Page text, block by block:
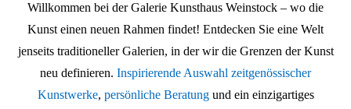
Willkommen bei der Galerie Kunsthaus Weinstock – wo die
Kunst einen neuen Rahmen findet! Entdecken Sie eine Welt
jenseits traditioneller Galerien, in der wir die Grenzen der Kunst
neu definieren. Inspirierende Auswahl zeitgenössischer
Kunstwerke, persönliche Beratung und ein einzigartiges